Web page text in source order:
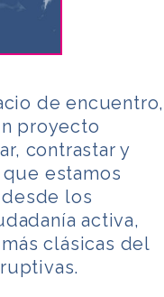
de encuentro,
proyecto
contrastar y
estamos
los
activa,
clásicas del